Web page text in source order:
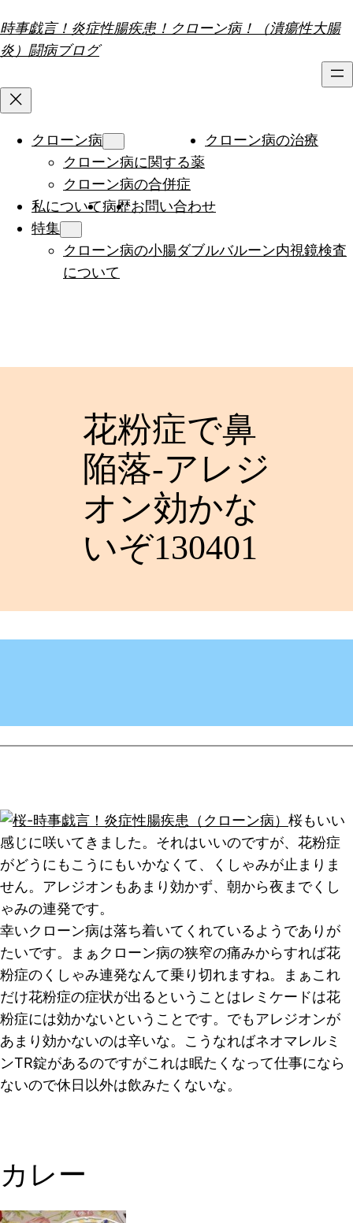
容
を
キ
時事戯言！炎症性腸疾患！クローン病！（潰瘍性大腸
炎）闘病ブログ
クローン病
クローン病に関する薬
クローン病の合併症
クローン病の治療
私について病歴お問い合わせ
特集
クローン病の小腸ダブルバルーン内視鏡検査
について
花粉症で鼻
陥落-アレジ
オン効かな
いぞ130401
桜もいい
感じに咲いてきました。それはいいのですが、花粉症
がどうにもこうにもいかなくて、くしゃみが止まりま
せん。アレジオンもあまり効かず、朝から夜までくし
ゃみの連発です。
幸いクローン病は落ち着いてくれているようでありが
たいです。まぁクローン病の狭窄の痛みからすれば花
粉症のくしゃみ連発なんて乗り切れますね。まぁこれ
だけ花粉症の症状が出るということはレミケードは花
粉症には効かないということです。でもアレジオンが
あまり効かないのは辛いな。こうなればネオマレルミ
ンTR錠があるのですがこれは眠たくなって仕事になら
ないので休日以外は飲みたくないな。
カレー